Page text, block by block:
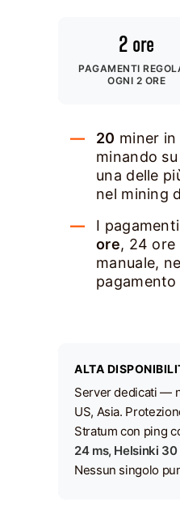
2 ore
PAGAMENTI
OGNI 2 ORE
20 miner
minando
una delle
nel mining
I
ore, 24 ore
manuale,
pagamento
ALTA
Server dedicati —
US, Asia.
Stratum con ping
24 ms, Helsinki
Nessun singolo